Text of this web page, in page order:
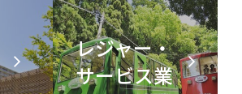
レジャー・
サービス業